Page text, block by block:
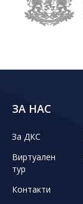
ЗА НАС
За ДКС
Виртуален
тур
Контакти